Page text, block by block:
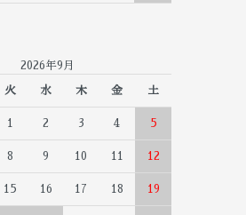
2026年9月
火 水 木 金 土
1 2 3 4 5
8 9 10 11 12
15 16 17 18 19